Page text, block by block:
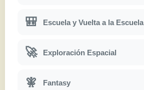
🎒 Escuela y Vuelta a la Escuela
🚀 Exploración Espacial
🧚 Fantasy